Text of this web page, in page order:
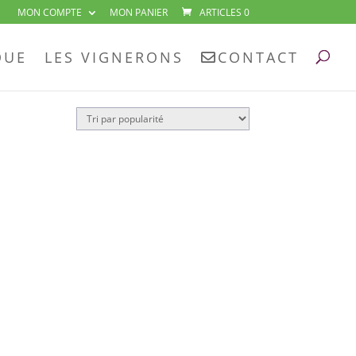
MON COMPTE MON PANIER ARTICLES 0
LES VIGNERONS CONTACT
Hachette”